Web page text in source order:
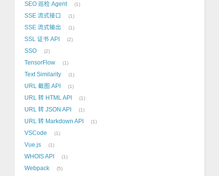
SEO 巡检 Agent 1
SSE 流式接口 1
SSE 流式输出 1
SSL 证书 API 2
SSO 2
TensorFlow 1
Text Similarity 1
URL 截图 API 1
URL 转 HTML API 1
URL 转 JSON API 1
URL 转 Markdown API 1
VSCode 1
Vue.js 1
WHOIS API 1
Webpack 5